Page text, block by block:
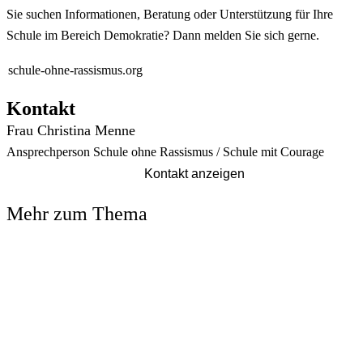
Sie suchen Informationen, Beratung oder Unterstützung für Ihre
Schule im Bereich Demokratie? Dann melden Sie sich gerne.
schule-ohne-rassismus.org
Kontakt
Frau Christina Menne
Ansprechperson Schule ohne Rassismus / Schule mit Courage
Kontakt anzeigen
Mehr zum Thema